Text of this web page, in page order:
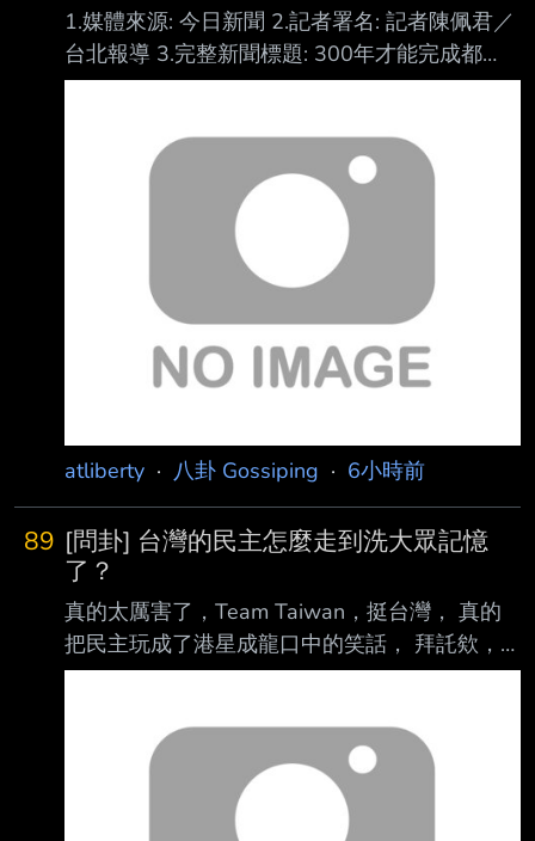
1.媒體來源: 今日新聞 2.記者署名: 記者陳佩君／
台北報導 3.完整新聞標題: 300年才能完成都
更？沈伯洋：台北會完蛋 4.完整新聞內文:
沈伯洋日前展開訪美行程，在美東海外後援會
成立大會上，邀得重量級嘉賓—超微半導體
（AMD）執行長蘇姿丰之父、總統府資政蘇春
槐擔任榮譽總召集人，他不僅力挺沈伯洋參選市
長，更建議未來應著手推動都市計畫重建 工
程。針對台北市都更的瓶頸，沈伯洋接受
《NOWNEWS今日新聞》專訪時直言，市長蔣
萬 安或許是避免製造爭端、不願
atliberty · 八卦 Gossiping · 6小時前
89 [問卦] 台灣的民主怎麼走到洗大眾記憶
了？
真的太厲害了，Team Taiwan，挺台灣， 真的
把民主玩成了港星成龍口中的笑話， 拜託欸，
不過才五年前的事情，五年欸， 真把民眾當成
到洗大眾記憶了？ 有卦嗎？ --